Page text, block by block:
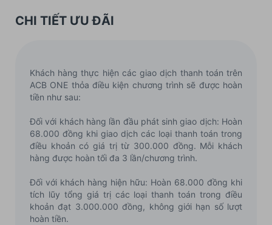
CHI TIẾT ƯU ĐÃI
Khách hàng thực hiện các giao dịch thanh toán trên
ACB ONE thỏa điều kiện chương trình sẽ được hoàn
tiền như sau:
Đối với khách hàng lần đầu phát sinh giao dịch: Hoàn
68.000 đồng khi giao dịch các loại thanh toán trong
điều khoản có giá trị từ 300.000 đồng. Mỗi khách
hàng được hoàn tối đa 3 lần/chương trình.
Đối với khách hàng hiện hữu: Hoàn 68.000 đồng khi
tích lũy tổng giá trị các loại thanh toán trong điều
khoản đạt 3.000.000 đồng, không giới hạn số lượt
hoàn tiền.